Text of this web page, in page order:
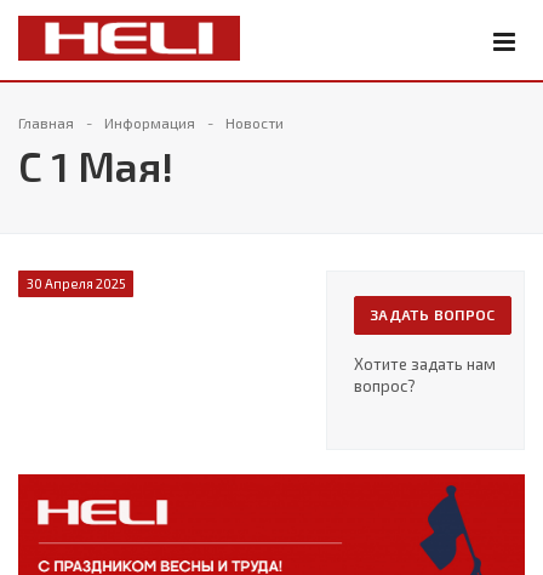
Главная Информация Новости
С 1 Мая!
ЗАДАТЬ ВОПРОС
Хотите задать нам
вопрос?
30 Апреля 2025